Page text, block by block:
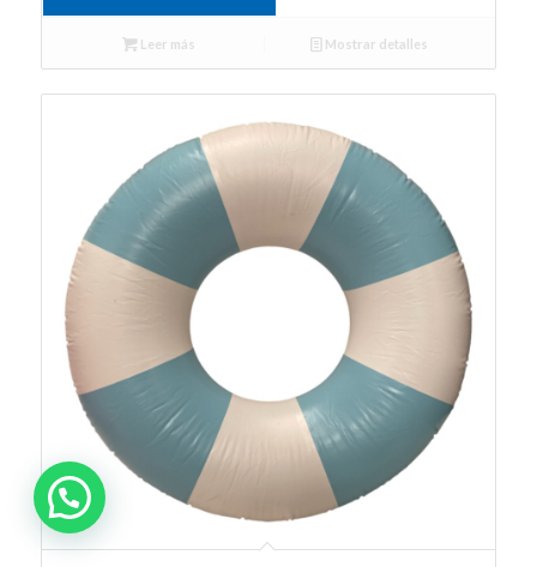
Leer más Mostrar detalles